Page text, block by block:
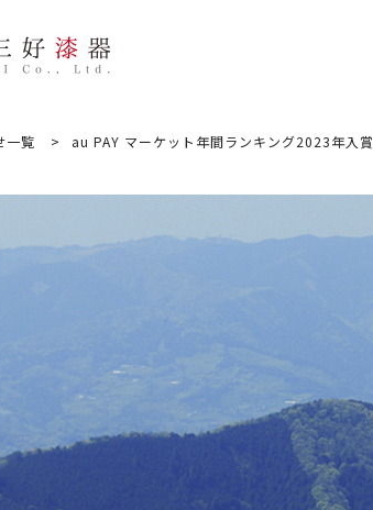
一覧 au PAY マーケット年間ランキング2023年入賞